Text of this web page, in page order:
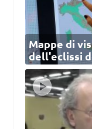
Mappe di
dell'eclissi